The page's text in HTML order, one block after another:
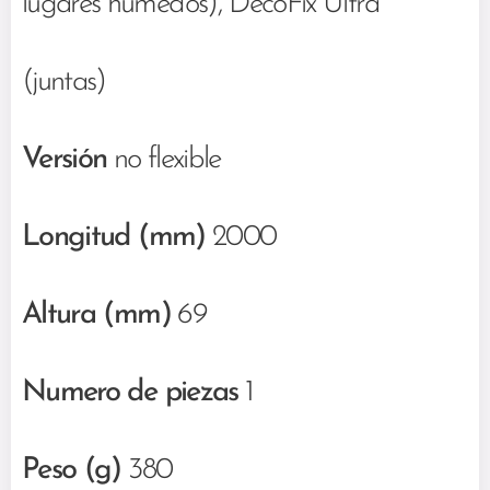
(juntas)
Versiónno flexible
Longitud (mm) 2000
Altura (mm)69
Numero de piezas1
Peso (g) 380